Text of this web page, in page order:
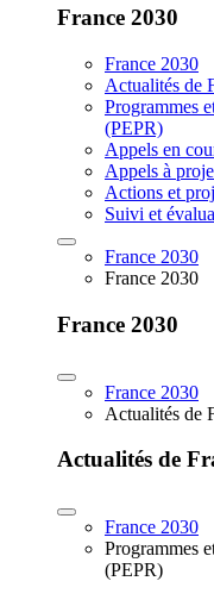
France 2030
France 2030
Actualités de
Programmes
(PEPR)
Appels en
Appels à
Actions et
Suivi et
France 2030
France 2030
France 2030
France 2030
Actualités de
Actualités de
France 2030
Programmes
(PEPR)